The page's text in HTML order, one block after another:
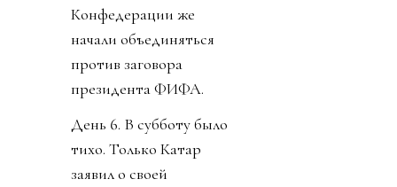
Конфедерации же
начали объединяться
против заговора
президента ФИФА.
День 6. В субботу было
тихо. Только Катар
заявил о своей